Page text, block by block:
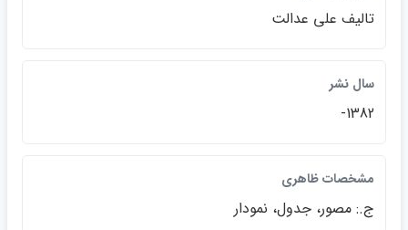
تاليف علي عدالت
سال نشر
1382-
مشخصات ظاهري
ج.: مصور، جدول، نمودار